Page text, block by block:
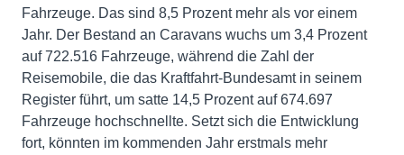
Fahrzeuge. Das sind 8,5 Prozent mehr als vor einem
Jahr. Der Bestand an Caravans wuchs um 3,4 Prozent
auf 722.516 Fahrzeuge, während die Zahl der
Reisemobile, die das Kraftfahrt-Bundesamt in seinem
Register führt, um satte 14,5 Prozent auf 674.697
Fahrzeuge hochschnellte. Setzt sich die Entwicklung
fort, könnten im kommenden Jahr erstmals mehr